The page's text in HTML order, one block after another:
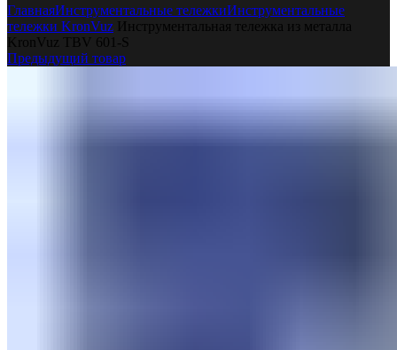
ГлавнаяИнструментальные тележкиИнструментальные
тележки KronVuz Инструментальная тележка из металла
KronVuz TBV 601-S
Предыдущий товар